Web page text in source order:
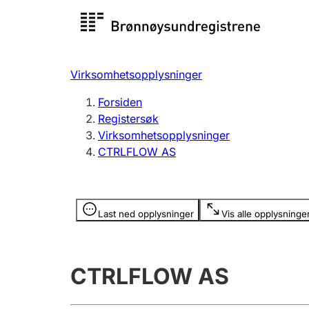
Registersøk
Registrere, endre, slette
Virksomhetsopplysninger
Forsiden
Registersøk
Virksomhetsopplysninger
CTRLFLOW AS
Last ned opplysninger Vis alle
Opplysninger er skjult
CTRLFLOW AS